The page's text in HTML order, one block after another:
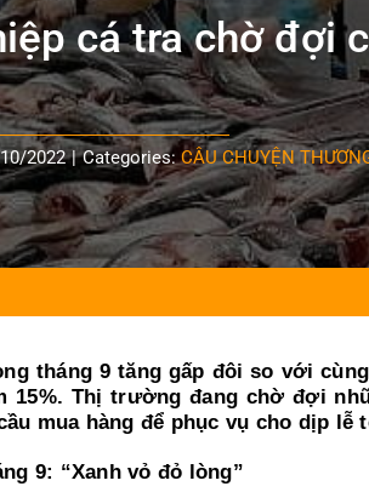
cá tra chờ đợi
2022 | Categories:CÂU CHUYỆN
tháng 9 tăng gấp đôi so với
15%. Thị trường đang chờ đợi
mua hàng để phục vụ cho dịp lễ
9: “Xanh vỏ đỏ lòng”